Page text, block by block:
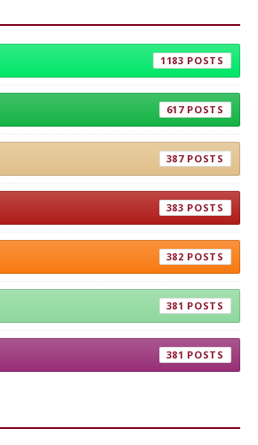
1183
617
387
383
382
381
381